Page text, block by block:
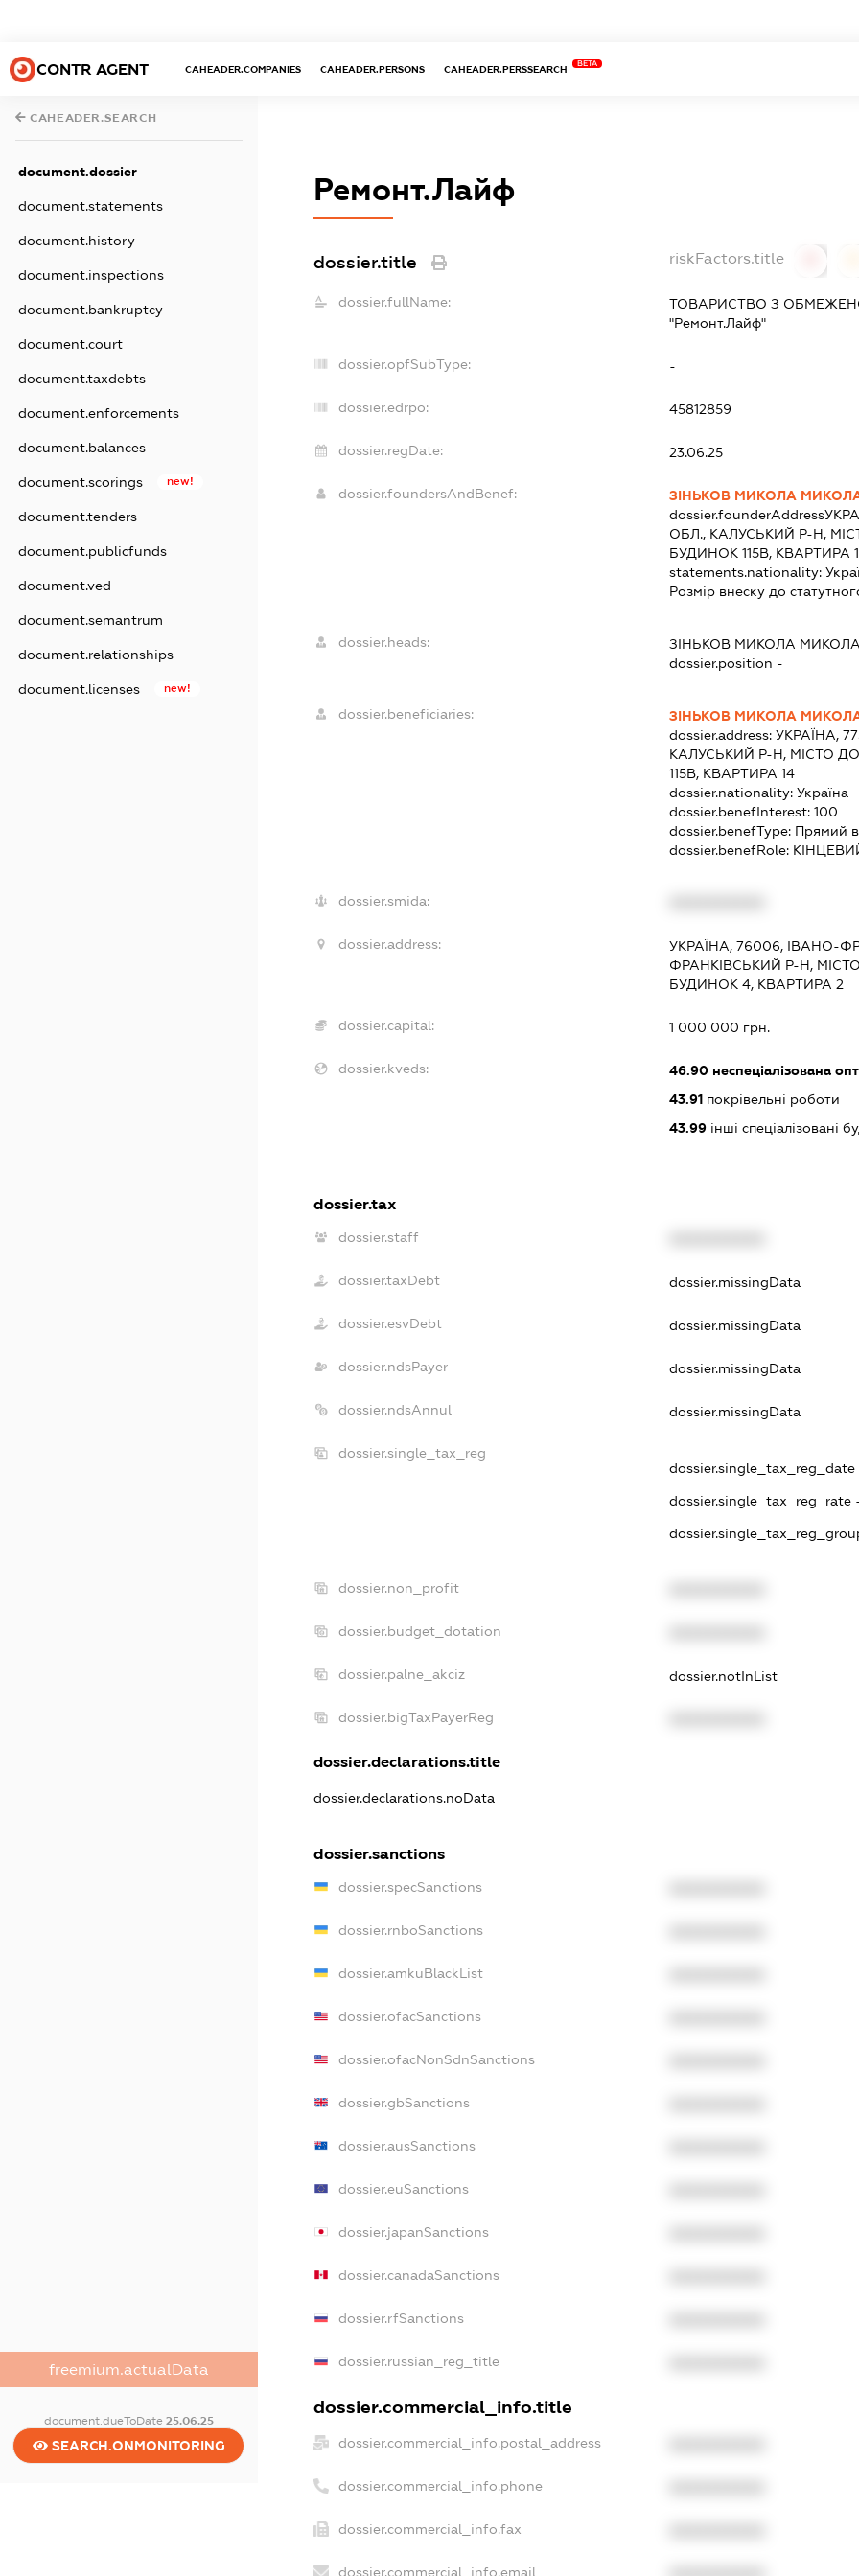
CONTR AGENT CAHEADER.COMPANIES CAHEADER.PERSONS CAHEADER.PERSSEARCH
BETA
CAHEADER.SEARCH
document.dossier
document.statements
document.history
document.inspections
document.bankruptcy
document.court
document.taxdebts
document.enforcements
document.balances
document.scorings new!
document.tenders
document.publicfunds
document.ved
document.semantrum
document.relationships
document.licenses new!
freemium.actualData
document.dueToDate 25.06.25
SEARCH.ONMONITORING
Ремонт.Лайф
dossier.title riskFactors.title
dossier.fullName:
ТОВАРИСТВО З
"Ремонт.Лайф"
dossier.opfSubType: -
dossier.edrpo: 45812859
dossier.regDate: 23.06.25
dossier.foundersAndBenef:
ЗІНЬКОВ МИКОЛА
dossier.founderAddress
ОБЛ., КАЛУСЬКИЙ Р-Н,
БУДИНОК 115В, КВАРТИРА
statements.nationality:
Розмір внеску до
dossier.heads: ЗІНЬКОВ МИКОЛА
dossier.position -
dossier.beneficiaries:
ЗІНЬКОВ МИКОЛА
dossier.address:УКРАЇНА,
КАЛУСЬКИЙ Р-Н, МІСТО
115В, КВАРТИРА 14
dossier.nationality:Україна
dossier.benefInterest:100
dossier.benefType: Прямий
dossier.benefRole:
dossier.smida:
dossier.address:
УКРАЇНА, 76006, ІВАНО-
ФРАНКІВСЬКИЙ Р-Н,
БУДИНОК 4, КВАРТИРА 2
dossier.capital: 1 000 000 грн.
dossier.kveds: 46.90 неспеціалізована
43.91 покрівельні роботи
43.99 інші спеціалізовані
dossier.tax
dossier.staff
dossier.taxDebt dossier.missingData
dossier.esvDebt dossier.missingData
dossier.ndsPayer dossier.missingData
dossier.ndsAnnul dossier.missingData
dossier.single_tax_reg
dossier.single_tax_reg_date
dossier.single_tax_reg_rate
dossier.non_profit
dossier.budget_dotation
dossier.palne_akciz dossier.notInList
dossier.bigTaxPayerReg
dossier.declarations.title
dossier.declarations.noData
dossier.sanctions
dossier.specSanctions
dossier.rnboSanctions
dossier.amkuBlackList
dossier.ofacSanctions
dossier.ofacNonSdnSanctions
dossier.gbSanctions
dossier.ausSanctions
dossier.euSanctions
dossier.japanSanctions
dossier.canadaSanctions
dossier.rfSanctions
dossier.russian_reg_title
dossier.commercial_info.title
dossier.commercial_info.postal_address
dossier.commercial_info.phone
dossier.commercial_info.fax
dossier.commercial_info.email